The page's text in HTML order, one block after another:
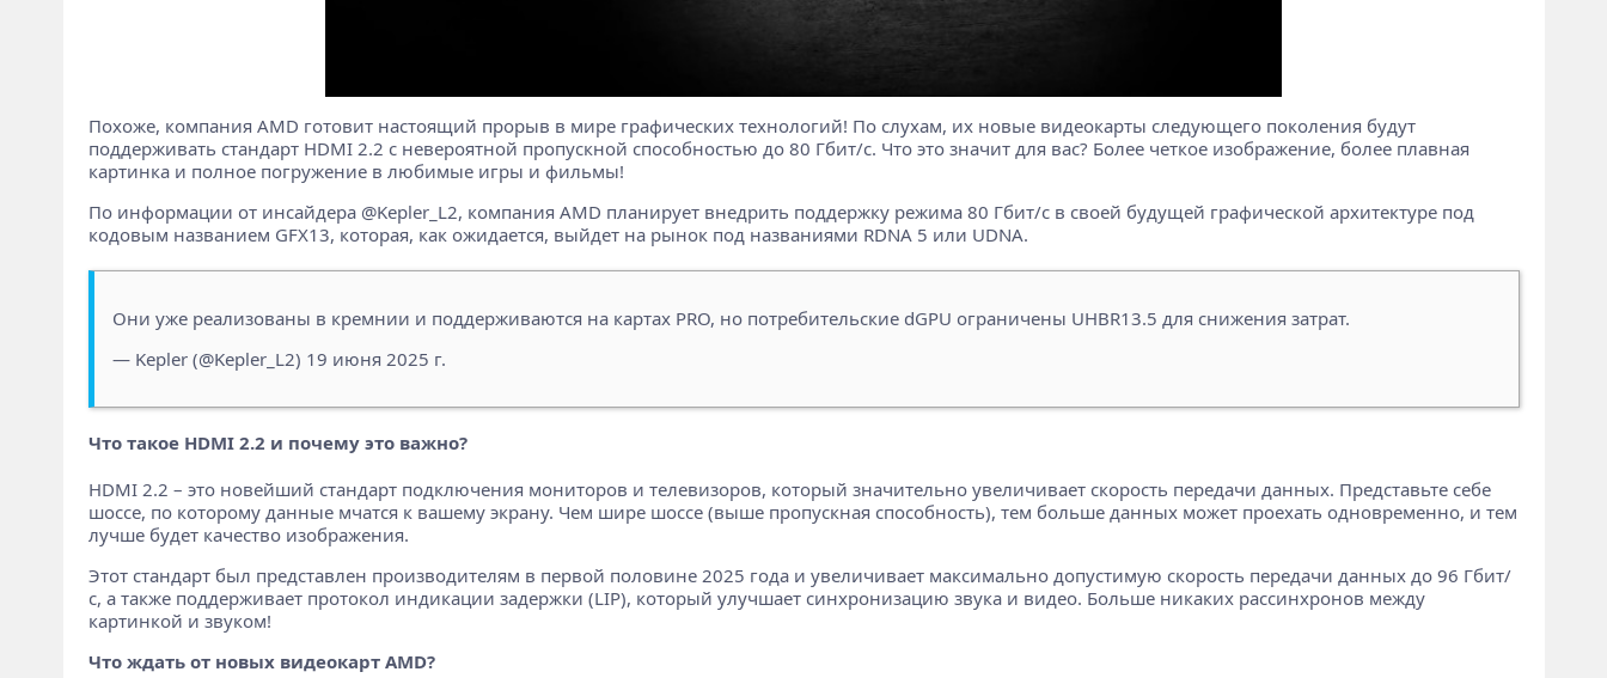
Похоже, компания AMD готовит настоящий прорыв в мире графических технологий! По слухам, их новые видеокарты следующего поколения будут
поддерживать стандарт HDMI 2.2 с невероятной пропускной способностью до 80 Гбит/с. Что это значит для вас? Более четкое изображение, более плавная
картинка и полное погружение в любимые игры и фильмы!
По информации от инсайдера @Kepler_L2, компания AMD планирует внедрить поддержку режима 80 Гбит/с в своей будущей графической архитектуре под
кодовым названием GFX13, которая, как ожидается, выйдет на рынок под названиями RDNA 5 или UDNA.
Они уже реализованы в кремнии и поддерживаются на картах PRO, но потребительские dGPU ограничены UHBR13.5 для снижения затрат.
— Kepler (@Kepler_L2) 19 июня 2025 г.
Что такое HDMI 2.2 и почему это важно?
HDMI 2.2 – это новейший стандарт подключения мониторов и телевизоров, который значительно увеличивает скорость передачи данных. Представьте себе
шоссе, по которому данные мчатся к вашему экрану. Чем шире шоссе (выше пропускная способность), тем больше данных может проехать одновременно, и тем
лучше будет качество изображения.
Этот стандарт был представлен производителям в первой половине 2025 года и увеличивает максимально допустимую скорость передачи данных до 96 Гбит/
с, а также поддерживает протокол индикации задержки (LIP), который улучшает синхронизацию звука и видео. Больше никаких рассинхронов между
картинкой и звуком!
Что ждать от новых видеокарт AMD?